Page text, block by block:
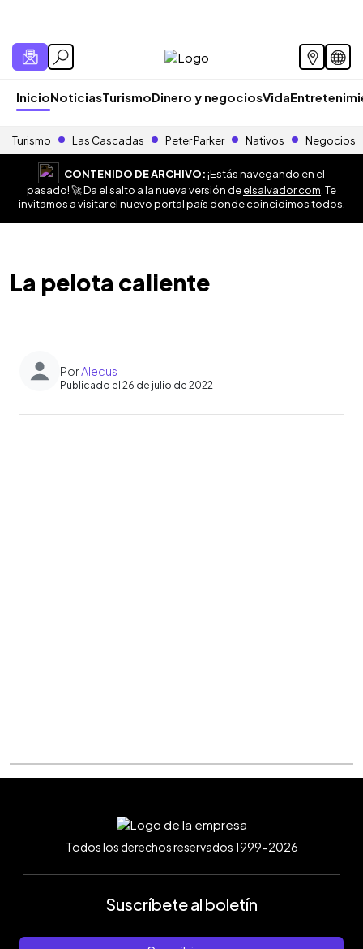
InicioNoticiasTurismoDinero y negociosVida
Turismo Las Cascadas Peter Parker Nativos Negocios
CONTENIDO DE ARCHIVO:¡Estás navegando en el
pasado! 🚀 Da el salto a la nueva versión deelsalvador.com . Te
invitamos a visitar el nuevo portal país donde coincidimos todos.
La pelota caliente
PorAlecus
Publicado el 26 de julio de 2022
Todos los derechos reservados 1999-2026
Suscríbete al boletín